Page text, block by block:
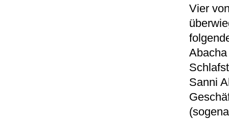
Vier
Sanni